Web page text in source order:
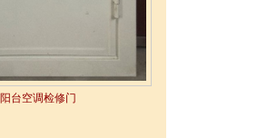
阳台空调检修门